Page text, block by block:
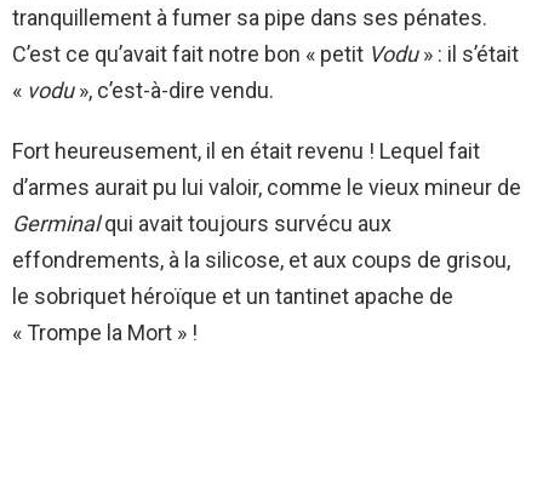
tranquillement à fumer sa pipe dans ses pénates.
C’est ce qu’avait fait notre bon « petit Vodu» : il s’était
« vodu», c’est-à-dire vendu.
Fort heureusement, il en était revenu ! Lequel fait
d’armes aurait pu lui valoir, comme le vieux mineur de
Germinalqui avait toujours survécu aux
effondrements, à la silicose, et aux coups de grisou,
le sobriquet héroïque et un tantinet apache de
« Trompe la Mort » !